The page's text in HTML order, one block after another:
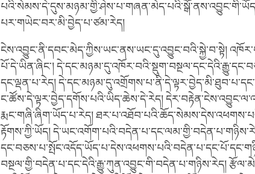
པར་གཡེང་བར་མི་བྱེད་པ་ཙམ་རེད།
ངེས་འབྱུང་ནི་དབང་མེད་ཀྱིས་ཡང་ནས་ཡང་དུ་འབྱུང་བའི་སྐྱེ་བ་སྟེ།
པོ་དེ་ཡིན་ཞིང་།
དང་ལྡན་པ་རེད།
ང་ཚོས་དེ་ལྟར་བྱེད་དགོས་པའི་ཡིད་ཆེས་དེ་རེད།
རྨང་གཞི་ཞིག་ཡོད་པ་རེད།
རྟོགས་ཀྱི་ཡོད།
བསྔལ་གྱི་བདེན་པ་དང་དེའི་རྒྱུ་ཀུན་འབྱུང་གི་བདེན་པ་གཉིས་རེད།